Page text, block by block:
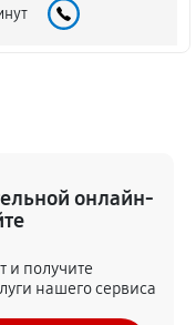
онлайн-
и получите
нашего сервиса